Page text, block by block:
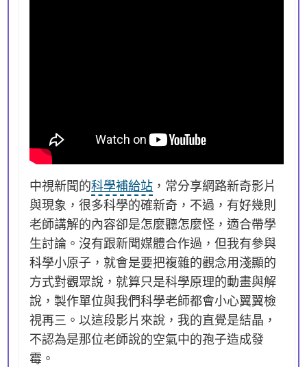
中視新聞的科學補給站 ，常分享網路新奇影片
與現象，很多科學的確新奇，不過，有好幾則
老師講解的內容卻是怎麼聽怎麼怪，適合帶學
生討論。沒有跟新聞媒體合作過，但我有參與
科學小原子，就會是要把複雜的觀念用淺顯的
方式對觀眾說，就算只是科學原理的動畫與解
說，製作單位與我們科學老師都會小心翼翼檢
視再三。以這段影片來說，我的直覺是結晶，
不認為是那位老師說的空氣中的孢子造成發
霉。